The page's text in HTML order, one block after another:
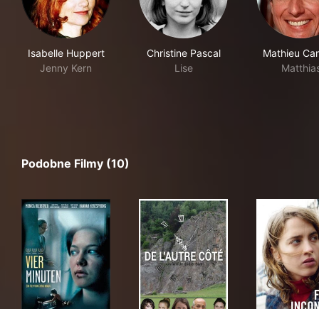
Isabelle Huppert
Jenny Kern
Christine Pascal
Lise
Mathieu
Podobne Filmy (10)